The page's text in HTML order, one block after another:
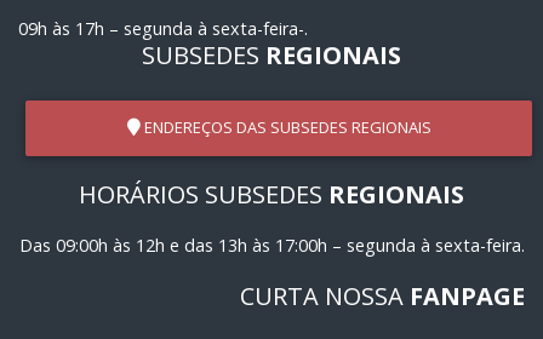
09h às 17h – segunda à sexta-feira-.
SUBSEDES REGIONAIS
ENDEREÇOS DAS SUBSEDES REGIONAIS
HORÁRIOS SUBSEDES REGIONAIS
Das 09:00h às 12h e das 13h às 17:00h – segunda à sexta-feira.
CURTA NOSSA FANPAGE